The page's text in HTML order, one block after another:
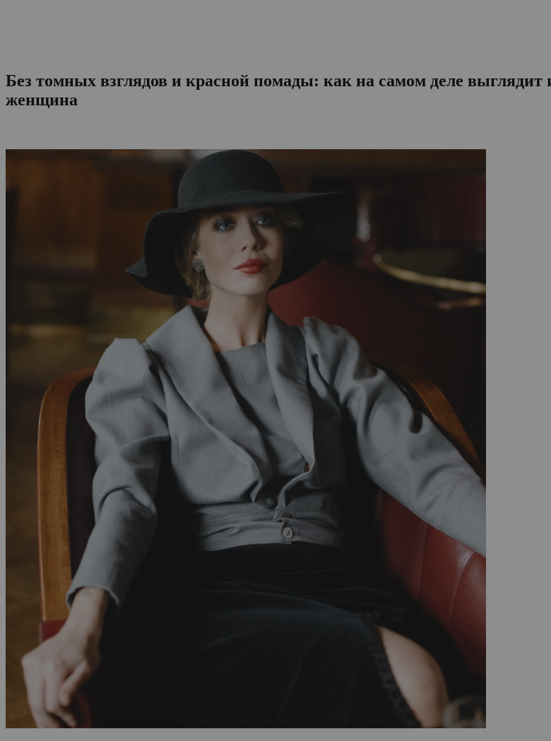
Без томных взглядов и красной помады: как на самом деле выглядит
женщина